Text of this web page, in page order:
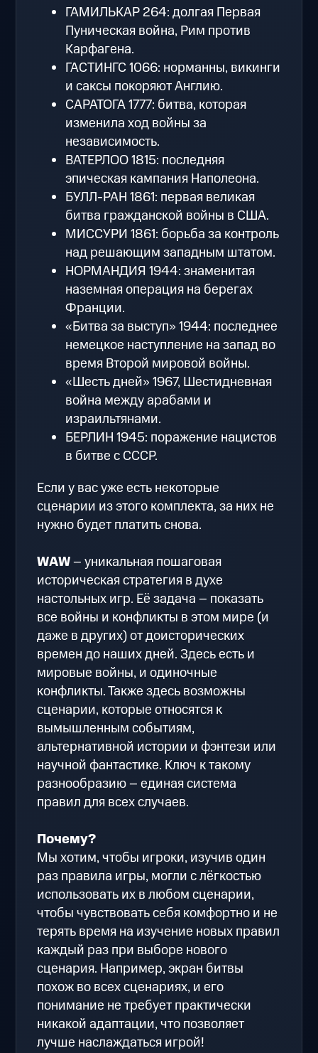
ГАМИЛЬКАР 264: долгая Первая
Пуническая война, Рим против
Карфагена.
ГАСТИНГС 1066: норманны, викинги
и саксы покоряют Англию.
САРАТОГА 1777: битва, которая
изменила ход войны за
независимость.
ВАТЕРЛОО 1815: последняя
эпическая кампания Наполеона.
БУЛЛ-РАН 1861: первая великая
битва гражданской войны в США.
МИССУРИ 1861: борьба за контроль
над решающим западным штатом.
НОРМАНДИЯ 1944: знаменитая
наземная операция на берегах
Франции.
«Битва за выступ» 1944: последнее
немецкое наступление на запад во
время Второй мировой войны.
«Шесть дней» 1967, Шестидневная
война между арабами и
израильтянами.
БЕРЛИН 1945: поражение нацистов
в битве с СССР.
Если у вас уже есть некоторые
сценарии из этого комплекта, за них не
нужно будет платить снова.
WAW– уникальная пошаговая
историческая стратегия в духе
настольных игр. Её задача – показать
все войны и конфликты в этом мире (и
даже в других) от доисторических
времен до наших дней. Здесь есть и
мировые войны, и одиночные
конфликты. Также здесь возможны
сценарии, которые относятся к
вымышленным событиям,
альтернативной истории и фэнтези или
научной фантастике. Ключ к такому
разнообразию – единая система
правил для всех случаев.
Почему?
Мы хотим, чтобы игроки, изучив один
раз правила игры, могли с лёгкостью
использовать их в любом сценарии,
чтобы чувствовать себя комфортно и не
терять время на изучение новых правил
каждый раз при выборе нового
сценария. Например, экран битвы
похож во всех сценариях, и его
понимание не требует практически
никакой адаптации, что позволяет
лучше наслаждаться игрой!